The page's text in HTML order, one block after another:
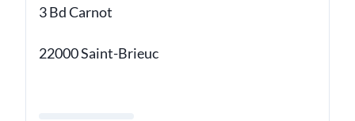
3 Bd Carnot
22000 Saint-Brieuc